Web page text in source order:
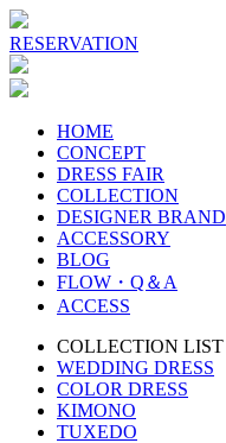
RESERVATION
HOME
CONCEPT
DRESS FAIR
COLLECTION
DESIGNER BRAND
ACCESSORY
BLOG
FLOW・Q＆A
ACCESS
COLLECTION LIST
WEDDING DRESS
COLOR DRESS
KIMONO
TUXEDO